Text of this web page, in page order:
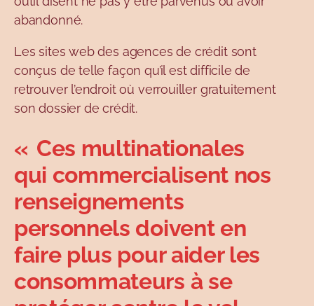
abandonné.
Les sites web des agences de crédit sont
conçus de telle façon qu’il est difficile de
retrouver l’endroit où verrouiller gratuitement
son dossier de crédit.
« Ces multinationales
qui commercialisent nos
renseignements
personnels doivent en
faire plus pour aider les
consommateurs à se